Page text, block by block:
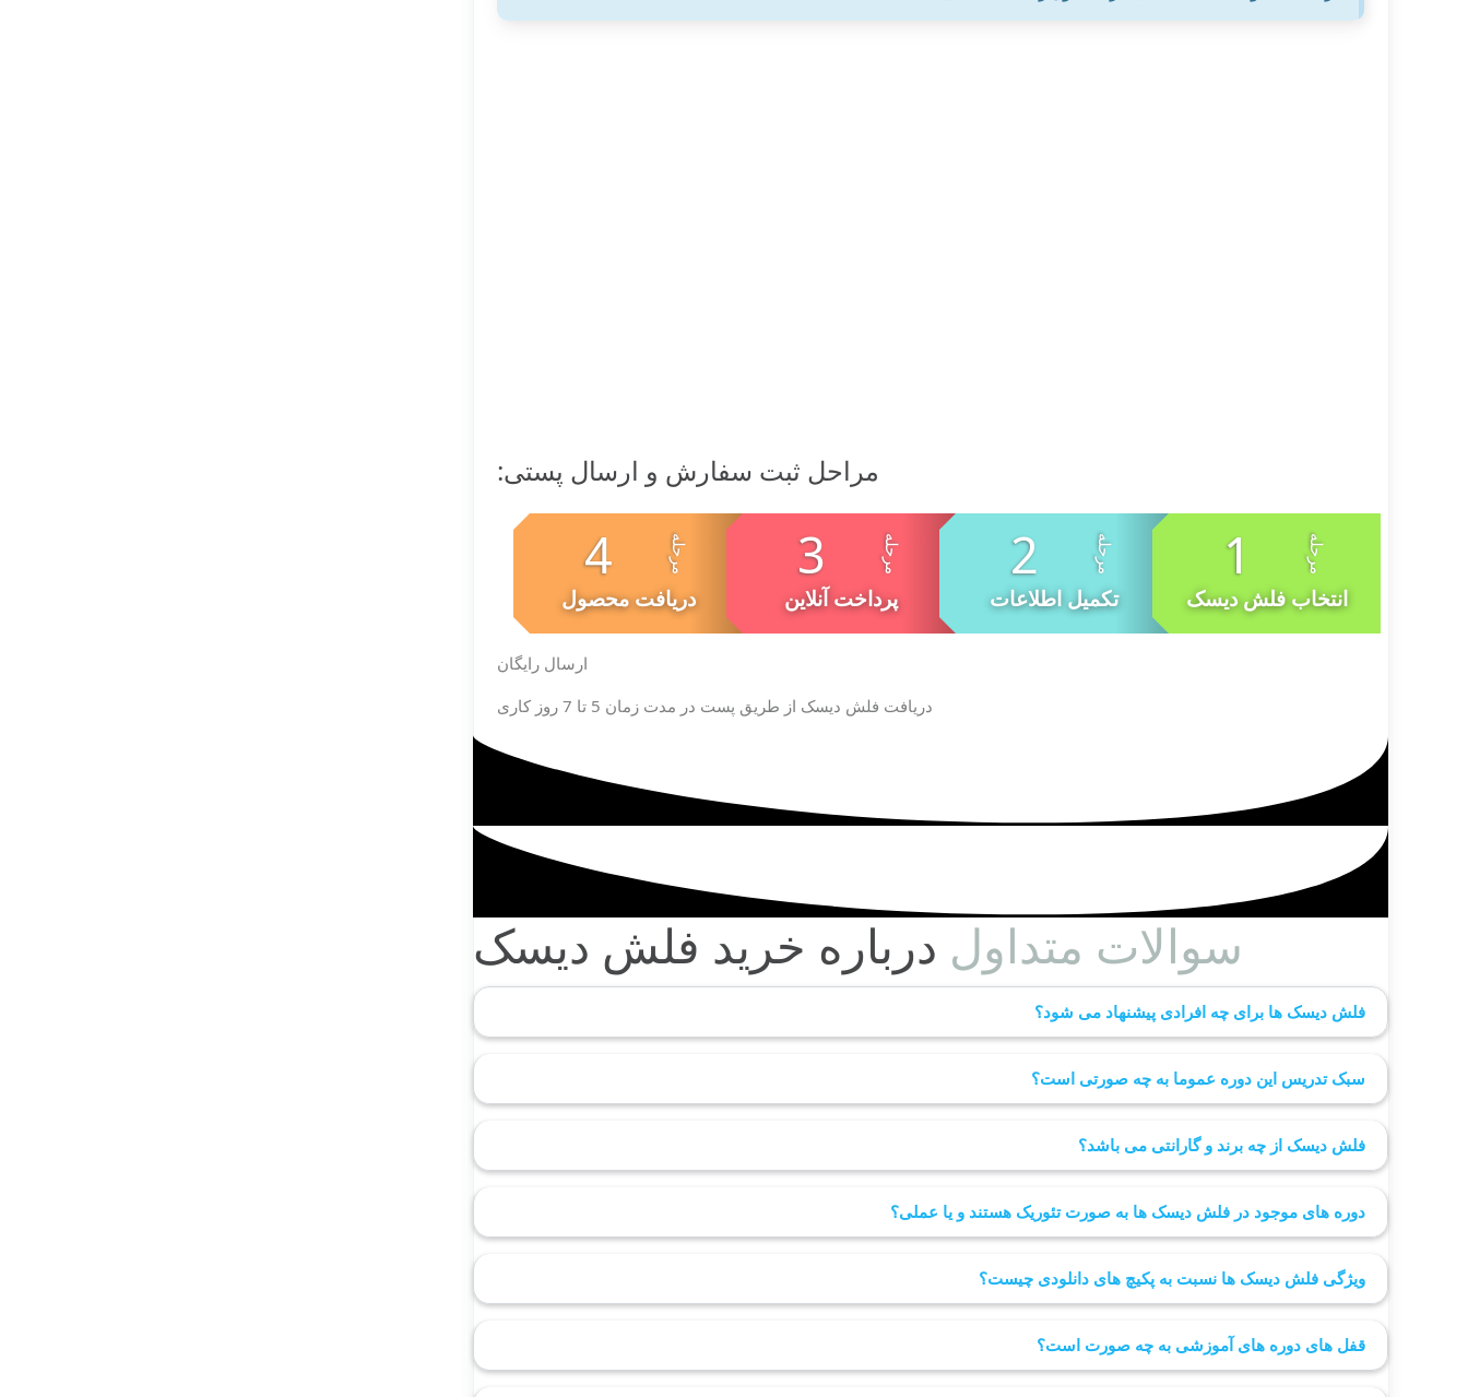
مراحل ثبت سفارش و ارسال پستی:
انتخاب فلش دیسک تکمیل اطلاعات پرداخت آنلاین دریافت محصول
ارسال رایگان
دریافت فلش دیسک از طریق پست در مدت زمان 5 تا 7 روز کاری
سوالات متداول درباره خرید فلش دیسک
فلش دیسک ها برای چه افرادی پیشنهاد می شود؟
سبک تدریس این دوره عموما به چه صورتی است؟
فلش دیسک از چه برند و گارانتی می باشد؟
دوره های موجود در فلش دیسک ها به صورت تئوریک هستند و یا عملی؟
ویژگی فلش دیسک ها نسبت به پکیچ های دانلودی چیست؟
قفل های دوره های آموزشی به چه صورت است؟